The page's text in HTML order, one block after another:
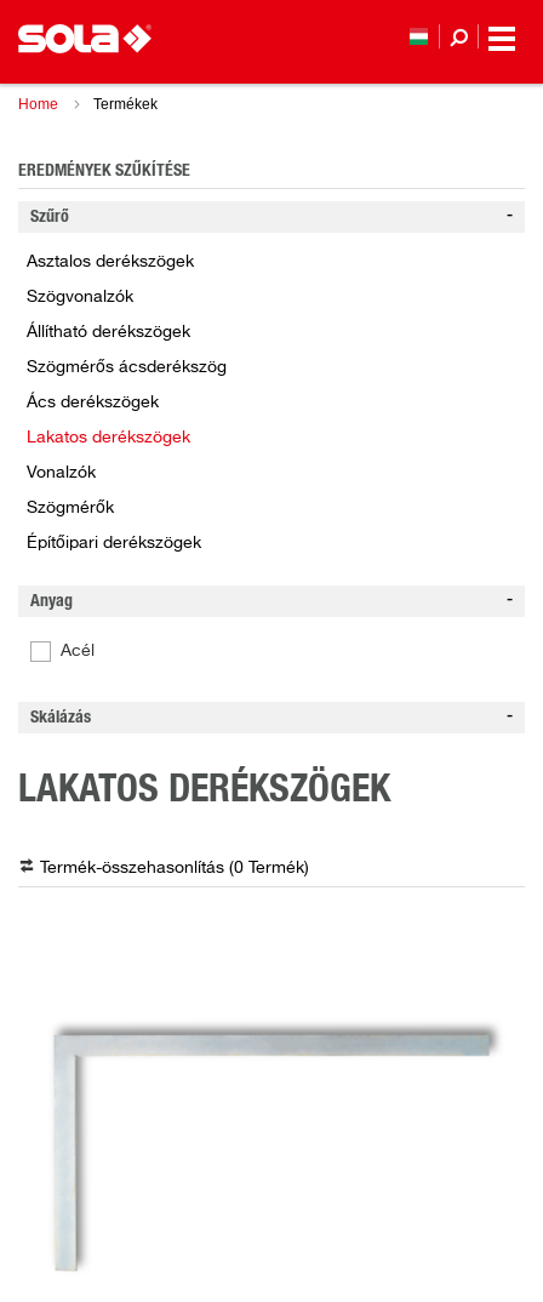
Home Termékek
EREDMÉNYEK SZŰKÍTÉSE
Szűrő
Asztalos derékszögek
Szögvonalzók
Állítható derékszögek
Szögmérős ácsderékszög
Ács derékszögek
Lakatos derékszögek
Vonalzók
Szögmérők
Építőipari derékszögek
Anyag
Acél
Skálázás
LAKATOS DERÉKSZÖGEK
Termék-összehasonlítás (0 Termék)